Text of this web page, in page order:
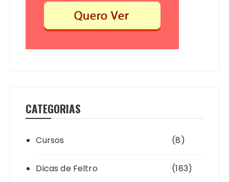
CATEGORIAS
Cursos (8)
Dicas de Feltro (183)